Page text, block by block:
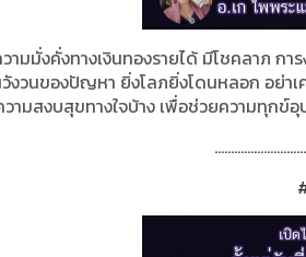
ามมั่งคั่งทางเงินทองรายได้ มีโชคลาภ กา
งวนของปัญหา ยิ่งโลภยิ่งโดนหลอก อย่าเ
วามสงบสุขทางใจบ้าง เพื่อช่วยความทุกข์